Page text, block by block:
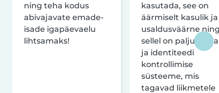
ning teha kodus
abivajavate emade-
isade igapäevaelu
lihtsamaks!
kasutada, see on
äärmiselt kasulik ja
usaldusväärne
sellel on palju
ja identiteedi
kontrollimise
süsteeme, mis
tagavad liikmetele